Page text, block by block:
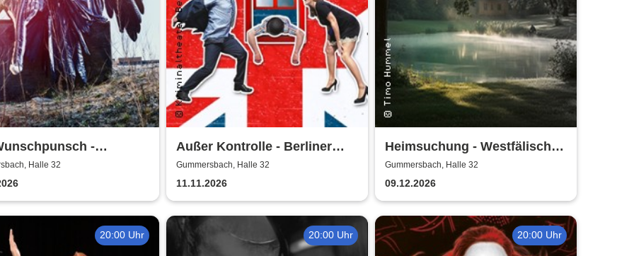
-
Neuss
Halle 32
Außer Kontrolle - Berliner
Kriminal Theater
Gummersbach, Halle 32
11.11.2026
Heimsuchung - Westfälisches
Landestheater
Gummersbach, Halle 32
09.12.2026
20:00 Uhr 20:00 Uhr 20:00 Uhr